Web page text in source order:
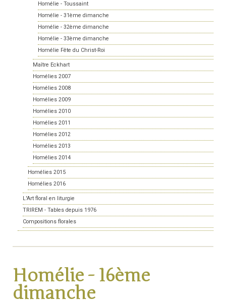
Homélie - Toussaint
Homélie - 31ème dimanche
Homélie - 32ème dimanche
Homélie - 33ème dimanche
Homélie Fête du Christ-Roi
Maître Eckhart
Homélies 2007
Homélies 2008
Homélies 2009
Homélies 2010
Homélies 2011
Homélies 2012
Homélies 2013
Homélies 2014
Homélies 2015
Homélies 2016
L'Art floral en liturgie
TRIREM - Tables depuis 1976
Compositions florales
Homélie - 16ème
dimanche